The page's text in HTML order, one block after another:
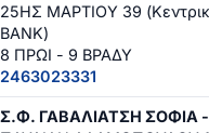
25ΗΣ ΜΑΡΤΙΟΥ 39
BANK)
8 ΠΡΩΙ - 9 ΒΡΑΔΥ
2463023331
Σ.Φ. ΓΑΒΑΛΙΑΤΣΗ ΣΟΦΙΑ